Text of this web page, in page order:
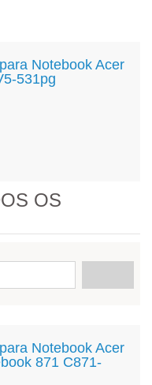
Notebook Acer
531pg
OS
Notebook Acer
871 C871-